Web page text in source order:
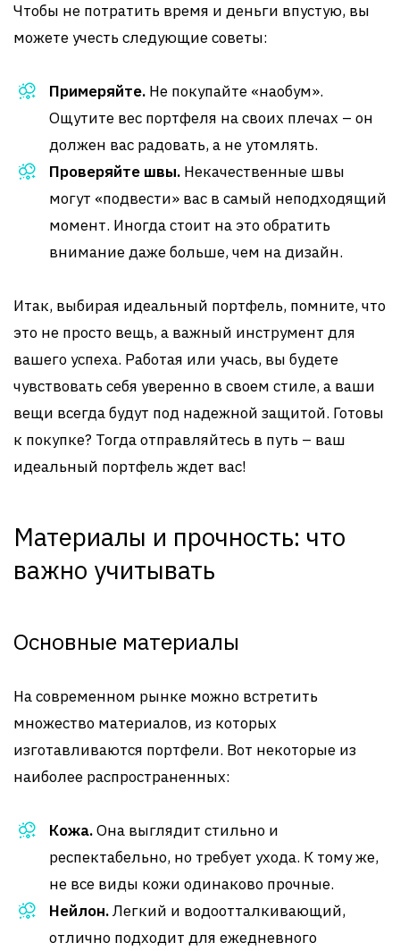
Чтобы не потратить время и деньги впустую, вы
можете учесть следующие советы:
Примеряйте. Не покупайте «наобум».
Ощутите вес портфеля на своих плечах – он
должен вас радовать, а не утомлять.
Проверяйте швы. Некачественные швы
могут «подвести» вас в самый неподходящий
момент. Иногда стоит на это обратить
внимание даже больше, чем на дизайн.
Итак, выбирая идеальный портфель, помните, что
это не просто вещь, а важный инструмент для
вашего успеха. Работая или учась, вы будете
чувствовать себя уверенно в своем стиле, а ваши
вещи всегда будут под надежной защитой. Готовы
к покупке? Тогда отправляйтесь в путь – ваш
идеальный портфель ждет вас!
Материалы и прочность: что
важно учитывать
Основные материалы
На современном рынке можно встретить
множество материалов, из которых
изготавливаются портфели. Вот некоторые из
наиболее распространенных:
Кожа.Она выглядит стильно и
респектабельно, но требует ухода. К тому же,
не все виды кожи одинаково прочные.
Нейлон.Легкий и водоотталкивающий,
отлично подходит для ежедневного